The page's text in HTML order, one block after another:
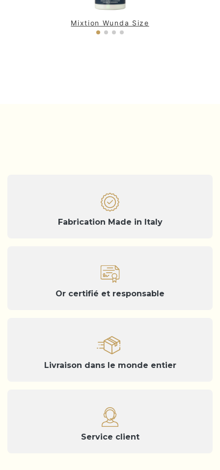
Mixtion Wunda Size
Fabrication Made in Italy
Or certifié et responsable
Livraison dans le monde entier
Service client